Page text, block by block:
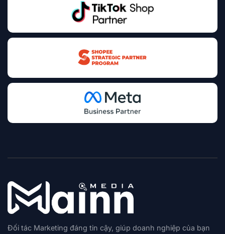
Đối tác Marketing đáng tin cậy, giúp doanh nghiệp của bạn